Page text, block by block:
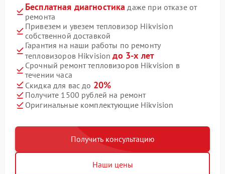
Бесплатная диагностика даже при отказе от
ремонта
Привезем и увезем тепловизор Hikvision
собственной доставкой
Гарантия на наши работы по ремонту
тепловизоров Hikvisionдо 3-х лет
Срочный ремонт тепловизоров Hikvision в
течении часа
Скидка для вас до 20%
Получите 1500 рублей на ремонт
Оригинальные комплектующие Hikvision
Получить консультацию
Наши цены